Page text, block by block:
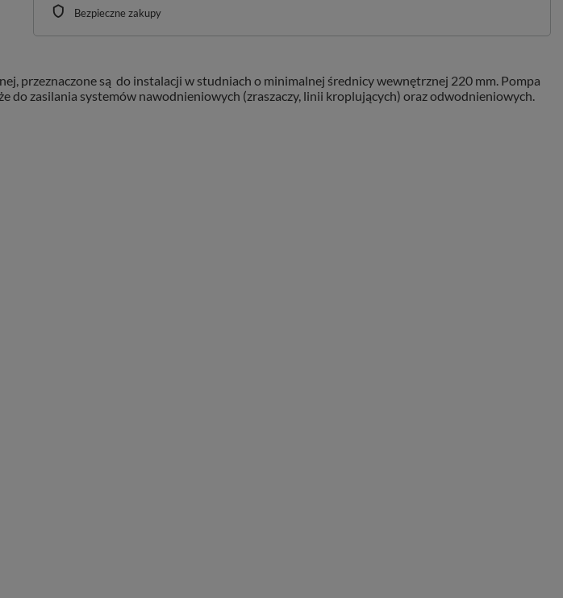
Bezpieczne zakupy
przeznaczone są do instalacji w studniach o minimalnej średnicy wewnętrznej 220 mm. Pompa
zasilania systemów nawodnieniowych (zraszaczy, linii kroplujących) oraz odwodnieniowych.